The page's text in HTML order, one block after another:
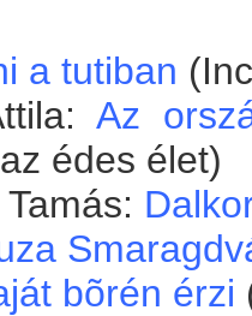
a tutiban
Az
édes élet)
bõrén érzi